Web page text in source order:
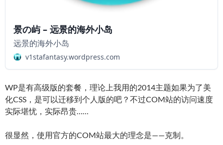
景の屿 – 远景的海外小岛
远景的海外小岛
v1stafantasy.wordpress.com
WP是有高级版的套餐，理论上我用的2014主题如果为了美
化CSS，是可以迁移到个人版的吧？不过COM站的访问速度
实际堪忧，实际昂贵……
很显然，使用官方的COM站最大的理念是——克制。